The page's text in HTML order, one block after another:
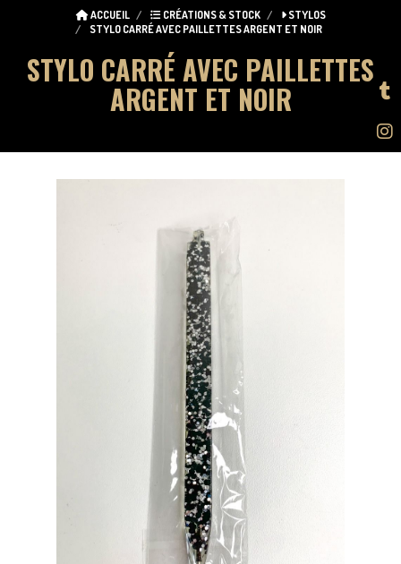
ACCUEIL CRÉATIONS & STOCK
STYLOS
STYLO CARRÉ AVEC PAILLETTES ARGENT ET NOIR
STYLO CARRÉ AVEC PAILLETTES
ARGENT ET NOIR